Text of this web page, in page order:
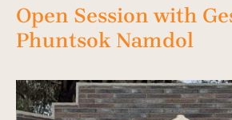
Open Session with
Phuntsok Namdol